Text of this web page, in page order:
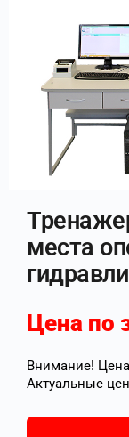
места
Цена по
Внимание!
Актуальные